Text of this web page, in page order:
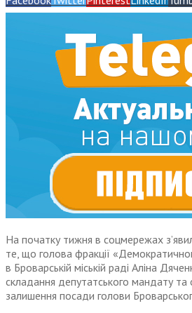
На початку тижня в соцмережах
те, що голова фракції
в Броварській міській раді Аліна
складання депутатського мандату
залишення посади голови